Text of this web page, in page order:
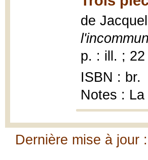
de
p. : ill. ; 22
ISBN : br.
Notes :
Dernière mise à jour